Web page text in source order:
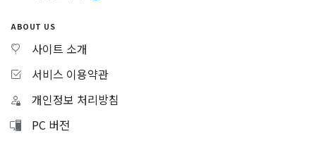
ABOUT US
사이트 소개
서비스 이용약관
개인정보 처리방침
PC 버전